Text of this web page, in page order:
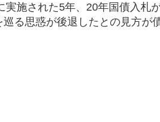
施された5年、20年国債入札
る思惑が後退したとの見方が